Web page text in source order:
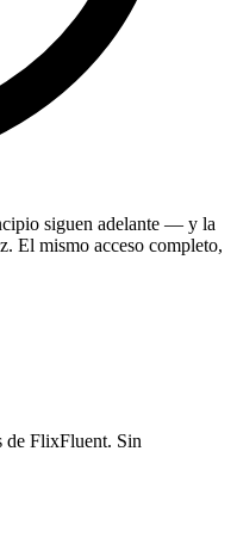
siguen adelante — y la
El mismo acceso completo,
de FlixFluent. Sin